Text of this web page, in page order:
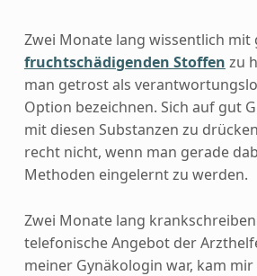
Zwei Monate lang wissentlich mit
fruchtschädigenden Stoffen zu
man getrost als
Option bezeichnen. Sich auf gut
mit diesen Substanzen zu
recht nicht, wenn man gerade
Methoden eingelernt zu werden.
Zwei Monate lang
telefonische Angebot der
meiner Gynäkologin war, kam